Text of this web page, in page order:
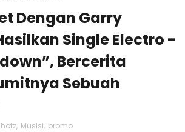
Dengan Garry
Single Electro -
Bercerita
Sebuah
, Musisi, promo